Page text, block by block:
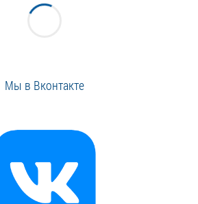
Мы в Вконтакте